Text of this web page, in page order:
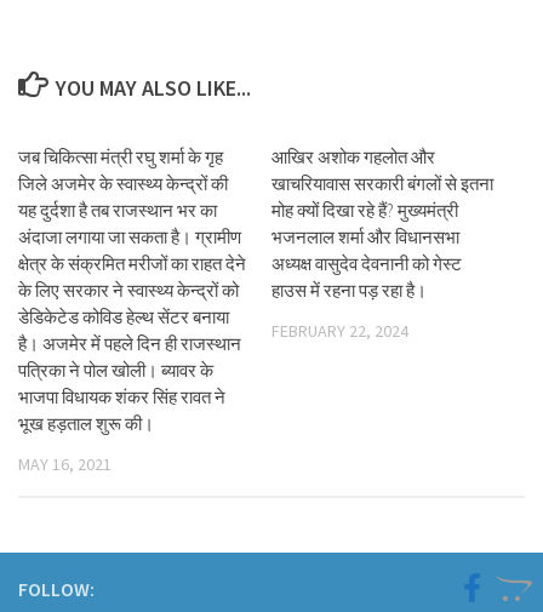
YOU MAY ALSO LIKE...
जब चिकित्सा मंत्री रघु शर्मा के गृह
जिले अजमेर के स्वास्थ्य केन्द्रों की
यह दुर्दशा है तब राजस्थान भर का
अंदाजा लगाया जा सकता है। ग्रामीण
क्षेत्र के संक्रमित मरीजों का राहत देने
के लिए सरकार ने स्वास्थ्य केन्द्रों को
डेडिकेटेड कोविड हेल्थ सेंटर बनाया
है। अजमेर में पहले दिन ही राजस्थान
पत्रिका ने पोल खोली। ब्यावर के
भाजपा विधायक शंकर सिंह रावत ने
भूख हड़ताल शुरू की।
MAY 16, 2021
आखिर अशोक गहलोत और
खाचरियावास सरकारी बंगलों से इतना
मोह क्यों दिखा रहे हैं? मुख्यमंत्री
भजनलाल शर्मा और विधानसभा
अध्यक्ष वासुदेव देवनानी को गेस्ट
हाउस में रहना पड़ रहा है।
FEBRUARY 22, 2024
FOLLOW: